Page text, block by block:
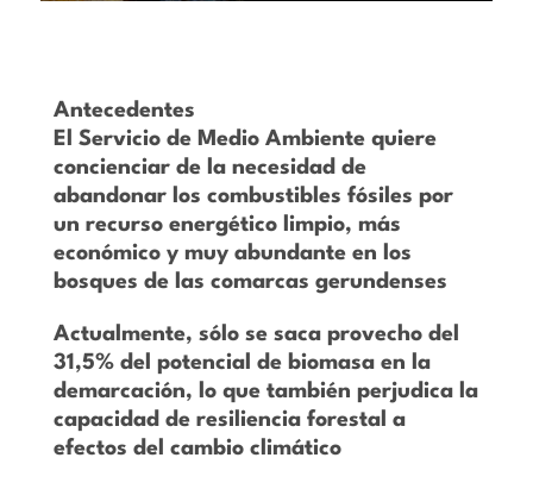
Antecedentes
El Servicio de Medio Ambiente quiere
concienciar de la necesidad de
abandonar los combustibles fósiles por
un recurso energético limpio, más
económico y muy abundante en los
bosques de las comarcas gerundenses
Actualmente, sólo se saca provecho del
31,5% del potencial de biomasa en la
demarcación, lo que también perjudica la
capacidad de resiliencia forestal a
efectos del cambio climático